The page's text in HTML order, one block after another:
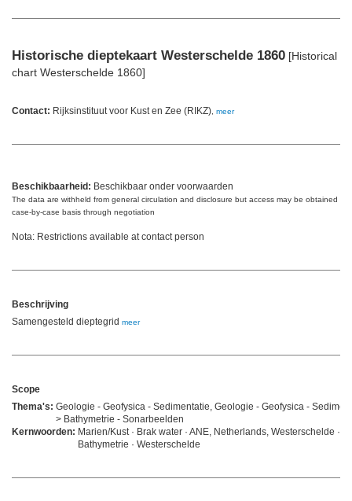
Historische dieptekaart Westerschelde 1860 [Historical
chart Westerschelde 1860]
Contact: Rijksinstituut voor Kust en Zee (RIKZ), meer
Beschikbaarheid: Beschikbaar onder voorwaarden
The data are withheld from general circulation and disclosure but access may be obtained on
case-by-case basis through negotiation
Nota: Restrictions available at contact person
Beschrijving
Samengesteld dieptegrid meer
Scope
Thema's: Geologie - Geofysica - Sedimentatie, Geologie - Geofysica -
> Bathymetrie - Sonarbeelden
Kernwoorden: Marien/Kust · Brak water · ANE, Netherlands, Westerschelde ·
Bathymetrie · Westerschelde